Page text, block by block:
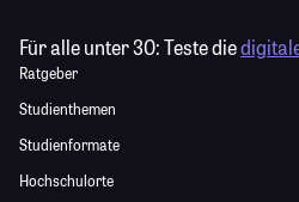
Für alle unter 30:Teste die
Ratgeber
Studienthemen
Studienformate
Hochschulorte